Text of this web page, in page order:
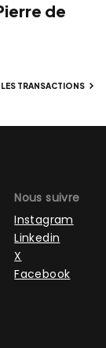
de
TRANSACTIONS
Nous suivre
Instagram
Linkedin
X
Facebook